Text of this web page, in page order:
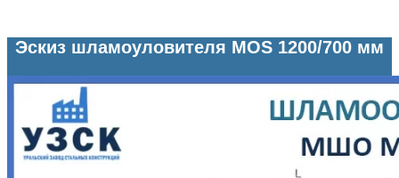
Эскиз шламоуловителя MOS 1200/700 мм